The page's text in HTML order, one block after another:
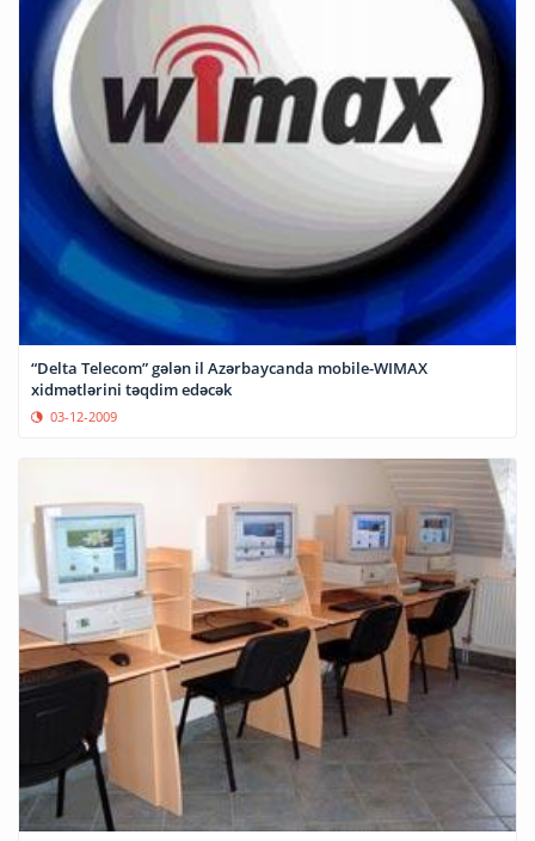
“Delta Telecom” gələn il Azərbaycanda mobile-WIMAX
xidmətlərini təqdim edəcək
03-12-2009